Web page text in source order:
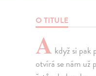
O TITULE
A když si pak
otvírá se nám už